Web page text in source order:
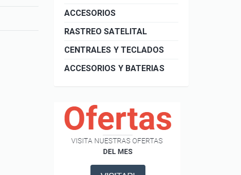
ACCESORIOS
RASTREO SATELITAL
CENTRALES Y TECLADOS
ACCESORIOS Y BATERIAS